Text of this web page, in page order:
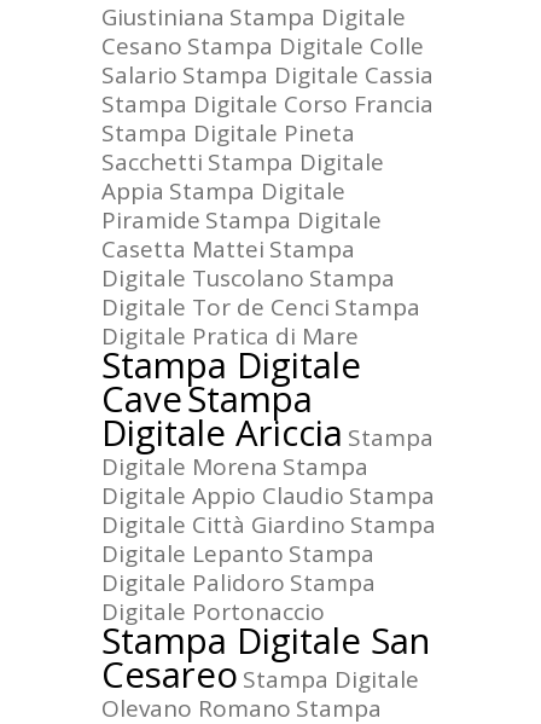
Giustiniana Stampa Digitale
Cesano Stampa Digitale Colle
Salario Stampa Digitale Cassia
Stampa Digitale Corso Francia
Stampa Digitale Pineta
Sacchetti Stampa Digitale
Appia Stampa Digitale
Piramide Stampa Digitale
Casetta Mattei Stampa
Digitale Tuscolano Stampa
Digitale Tor de Cenci Stampa
Digitale Pratica di Mare
Stampa Digitale
CaveStampa
Digitale Ariccia Stampa
Digitale Morena Stampa
Digitale Appio Claudio Stampa
Digitale Città Giardino Stampa
Digitale Lepanto Stampa
Digitale Palidoro Stampa
Digitale Portonaccio
Stampa Digitale San
Cesareo Stampa Digitale
Olevano Romano Stampa